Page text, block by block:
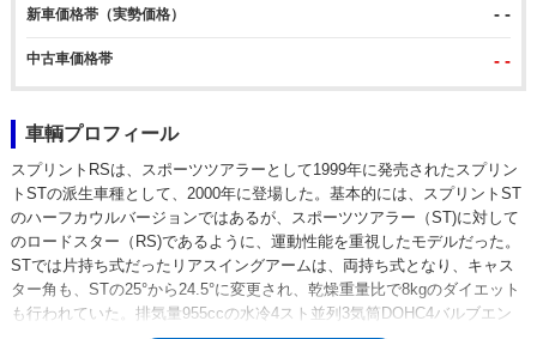
新車価格帯（実勢価格） - -
中古車価格帯 - -
車輌プロフィール
スプリントRSは、スポーツツアラーとして1999年に発売されたスプリン
トSTの派生車種として、2000年に登場した。基本的には、スプリントST
のハーフカウルバージョンではあるが、スポーツツアラー（ST)に対して
のロードスター（RS)であるように、運動性能を重視したモデルだった。
STでは片持ち式だったリアスイングアームは、両持ち式となり、キャス
ター角も、STの25°から24.5°に変更され、乾燥重量比で8kgのダイエット
も行われていた。排気量955ccの水冷4スト並列3気筒DOHC4バルブエン